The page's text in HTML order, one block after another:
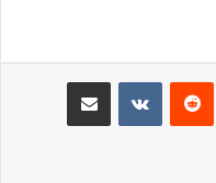
مشاركة عبر البريد